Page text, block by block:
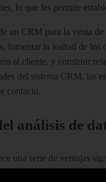
lo que les permite
un CRM para la venta
fomentar la lealtad de los
al cliente, y construir
del sistema CRM, las
contacto.
análisis de
una serie de ventajas
lista completa de